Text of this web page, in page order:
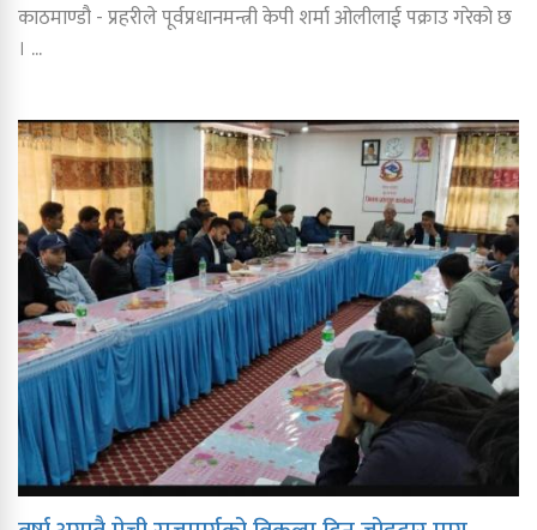
काठमाण्डौ - प्रहरीले पूर्वप्रधानमन्त्री केपी शर्मा ओलीलाई पक्राउ गरेको छ
। ...